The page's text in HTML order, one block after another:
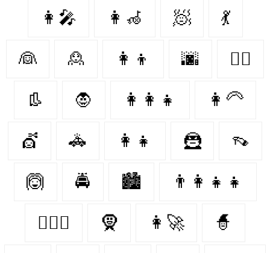
👩‍🎤 👩‍🦽‍ 🧖‍ 💃
👰‍ 🙎‍ 👩‍👦 🌆 👩‍⚕️
👢 🧛‍ 👩‍👩‍👧 👩‍🦳
💇‍ 🚓 👩‍👧 🦹‍ 👡
🙆‍ 🚔 🏙 👨‍👩‍👧‍👧
👩‍❤️‍👩 🧕 👩‍🚀 🧙‍